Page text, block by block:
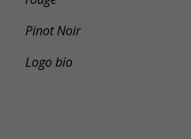
Pinot Noir
Logo bio